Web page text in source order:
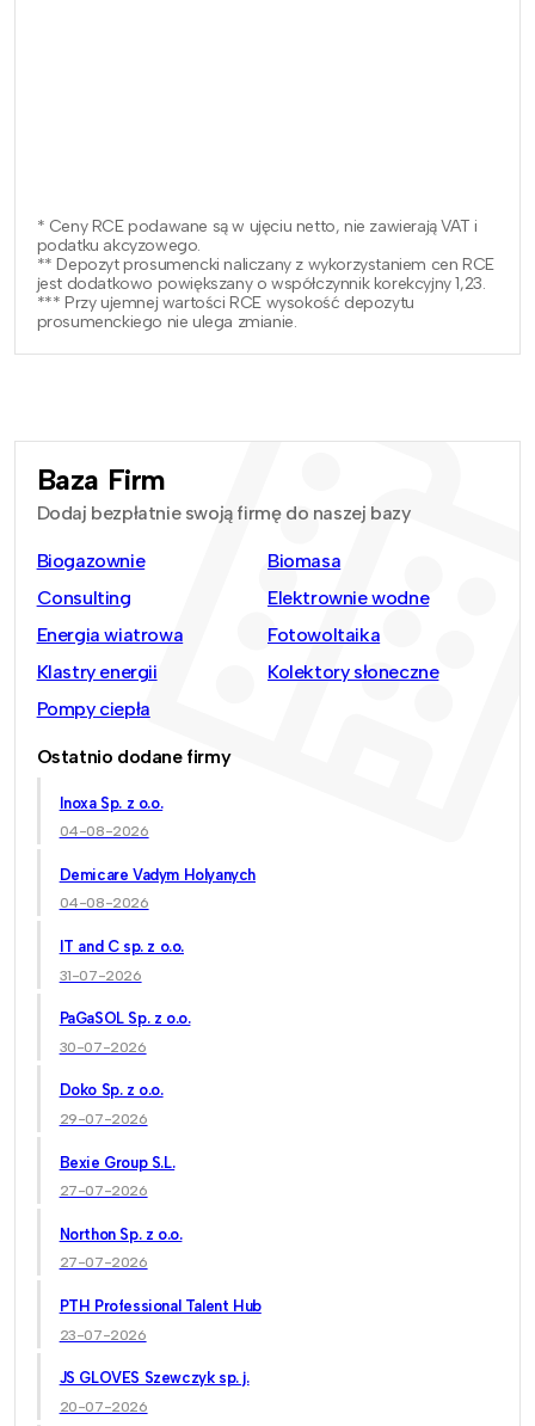
* Ceny RCE podawane są w ujęciu netto, nie zawierają VAT i
podatku akcyzowego.
** Depozyt prosumencki naliczany z wykorzystaniem cen RCE
jest dodatkowo powiększany o współczynnik korekcyjny 1,23.
*** Przy ujemnej wartości RCE wysokość depozytu
prosumenckiego nie ulega zmianie.
Baza Firm
Dodaj bezpłatnie swoją firmę do naszej bazy
Biogazownie
Biomasa
Consulting
Elektrownie wodne
Energia wiatrowa
Fotowoltaika
Klastry energii
Kolektory słoneczne
Pompy ciepła
Ostatnio dodane firmy
Inoxa Sp. z o.o.
04-08-2026
Demicare Vadym Holyanych
04-08-2026
IT and C sp. z o.o.
31-07-2026
PaGaSOL Sp. z o.o.
30-07-2026
Doko Sp. z o.o.
29-07-2026
Bexie Group S.L.
27-07-2026
Northon Sp. z o.o.
27-07-2026
PTH Professional Talent Hub
23-07-2026
JS GLOVES Szewczyk sp. j.
20-07-2026